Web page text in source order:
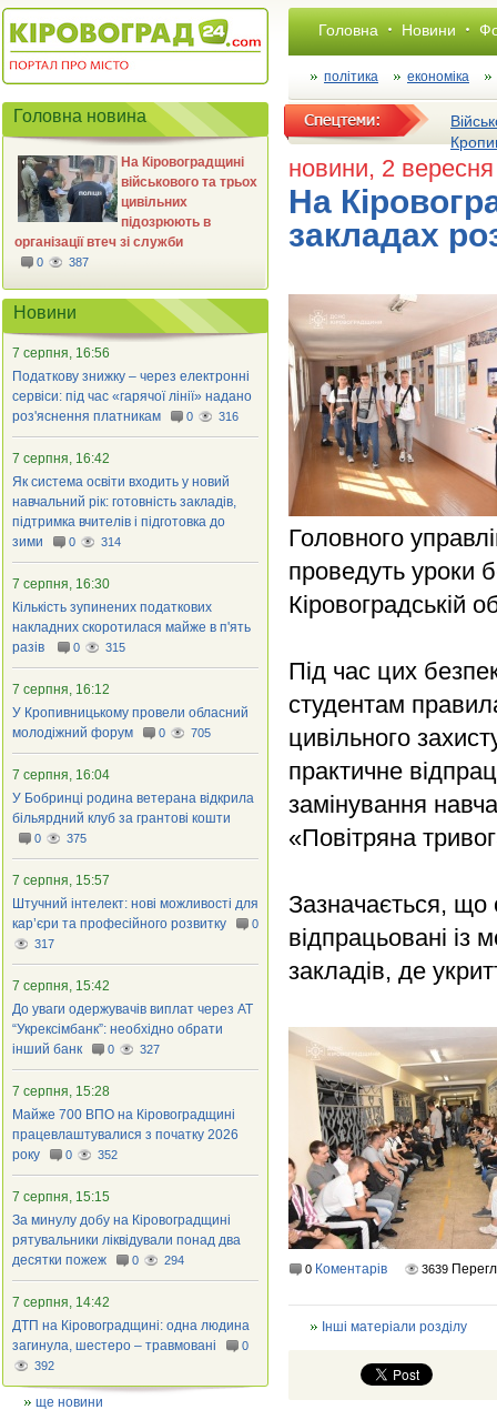
Головна Новини
політика економіка
новини, 2
На
закладах
Головного
проведуть уроки
Кіровоградській
Під час цих
студентам
цивільного
практичне
замінування
«Повітряна
Зазначається, що
відпрацьовані
закладів, де
0 Коментарів 3639
Інші матеріали розділу
Головна новина
На Кіровоградщині
військового та трьох
цивільних
підозрюють в
організації втеч зі служби
0 387
Новини
7 серпня, 16:56
Податкову знижку – через електронні
сервіси: під час «гарячої лінії» надано
роз'яснення платникам
0 316
7 серпня, 16:42
Як система освіти входить у новий
навчальний рік: готовність закладів,
підтримка вчителів і підготовка до
зими
0 314
7 серпня, 16:30
Кількість зупинених податкових
накладних скоротилася майже в п'ять
разів
0 315
7 серпня, 16:12
У Кропивницькому провели обласний
молодіжний форум
0 705
7 серпня, 16:04
У Бобринці родина ветерана відкрила
більярдний клуб за грантові кошти
0 375
7 серпня, 15:57
Штучний інтелект: нові можливості для
кар’єри та професійного розвитку
0
317
7 серпня, 15:42
До уваги одержувачів виплат через АТ
“Укрексімбанк”: необхідно обрати
інший банк
0 327
7 серпня, 15:28
Майже 700 ВПО на Кіровоградщині
працевлаштувалися з початку 2026
року
0 352
7 серпня, 15:15
За минулу добу на Кіровоградщині
рятувальники ліквідували понад два
десятки пожеж
0 294
7 серпня, 14:42
ДТП на Кіровоградщині: одна людина
загинула, шестеро – травмовані
0
392
ще новини